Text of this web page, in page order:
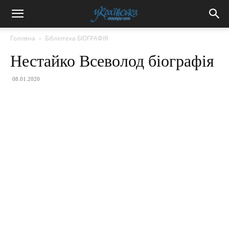
Головна Бібліотека БІОГРАФІЯ
Нестайко Всеволод біографія
08.01.2020